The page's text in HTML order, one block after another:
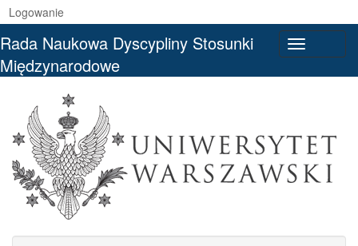
Logowanie
Rada Naukowa Dyscypliny Stosunki
Międzynarodowe